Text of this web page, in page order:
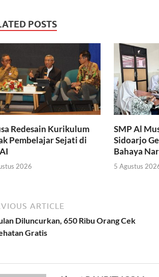
POSTS
Redesain Kurikulum
Pembelajar Sejati di
2026
SMP Al
Sidoarjo
Bahaya
5 Agustus
ARTICLE
Diluncurkan, 650 Ribu Orang Cek
Gratis